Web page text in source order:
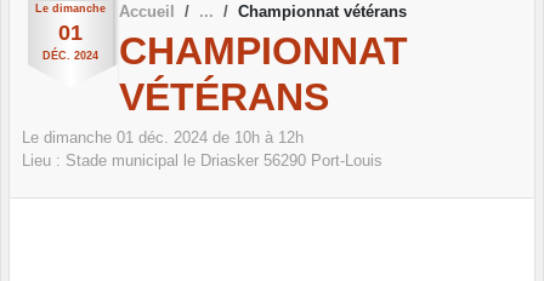
Le dimanche
01
DÉC. 2024
Accueil Championnat vétérans
CHAMPIONNAT
VÉTÉRANS
Le dimanche 01 déc. 2024 de 10h à 12h
Lieu : Stade municipal le Driasker 56290 Port-Louis